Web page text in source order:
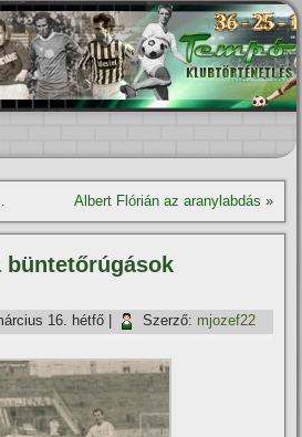
Albert Flórián az aranylabdás »
büntetőrúgások
16. hétfő Szerző: mjozef22